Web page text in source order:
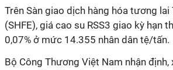
Trên Sàn giao dịch hàng hóa tương lai
(SHFE), giá cao su RSS3 giao kỳ hạn
0,07% ở mức 14.355 nhân dân tệ/tấn.
Bộ Công Thương Việt Nam nhận định,